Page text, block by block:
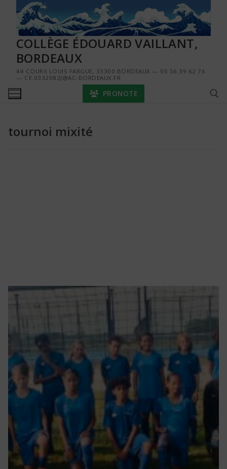
contenu
COLLÈGE ÉDOUARD VAILLANT,
BORDEAUX
44 COURS LOUIS FARGUE, 33300 BORDEAUX — 05 56 39 62 76
— CE.0332082J@AC-BORDEAUX.FR
PRONOTE
tournoi mixité